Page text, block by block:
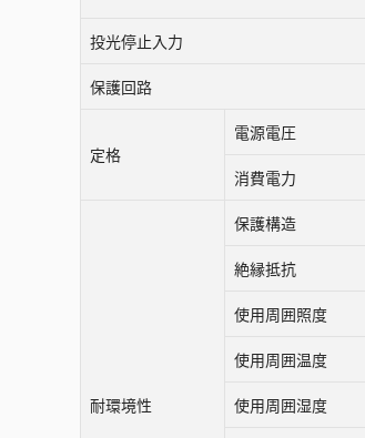
投光停止入力
保護回路
定格
電源電圧
消費電力
耐環境性
保護構造
絶縁抵抗
使用周囲照度
使用周囲温度
使用周囲湿度